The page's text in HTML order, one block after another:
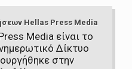
Hellas Press Media
Media είναι το
Δίκτυο
στην